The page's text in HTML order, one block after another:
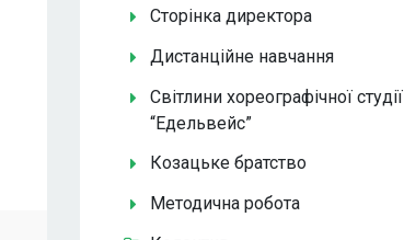
Сторінка директора
Дистанційне навчання
Світлини хореографічної студії
“Едельвейс”
Козацьке братство
Методична робота